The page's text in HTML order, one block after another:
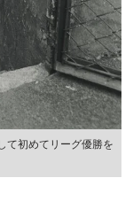
て初めてリーグ優勝を